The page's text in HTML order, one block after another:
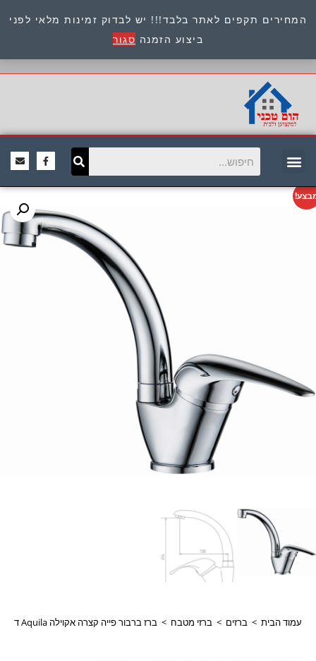
המחירים תקפים לאתר בלבד!!! יש לבדוק זמינות מלאי לפני
ביצוע הזמנה סגור
כתובת : היוזמים 9 אור יהודה שירות לקוחות 054-
8945722
עמוד הבית > ברזים > ברזי מטבח > ברז ברבור פייה קצרה אקוילה Aquila דגם 2008A-0